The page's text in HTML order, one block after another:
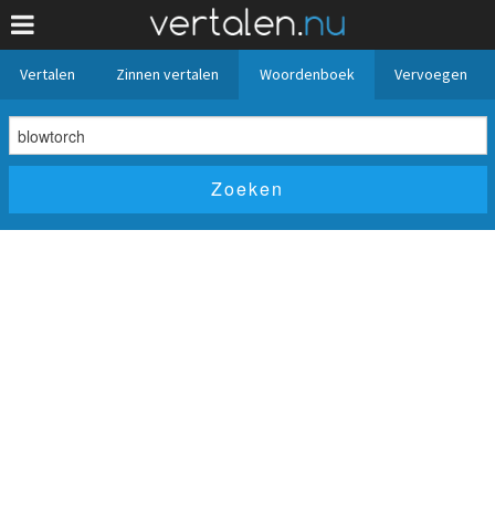
Vertalen Zinnen vertalen Woordenboek Vervoegen